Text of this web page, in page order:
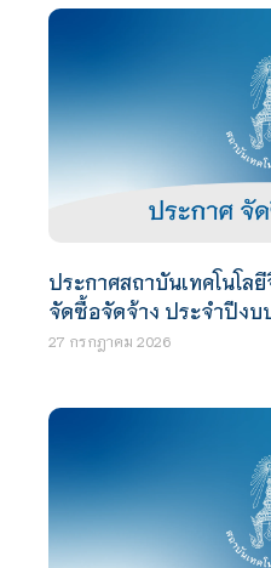
ประกาศสถาบันเทคโนโล
จัดซื้อจัดจ้าง ประจำปีง
27 กรกฎาคม 2026